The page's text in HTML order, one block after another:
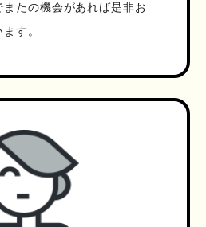
たの機会があれば是非お
す。